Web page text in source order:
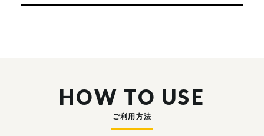
HOW TO USE
ご利用方法